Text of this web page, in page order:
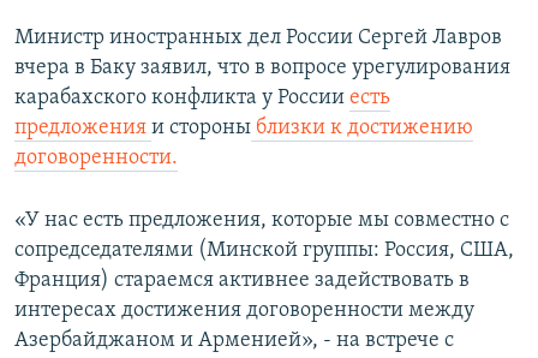
Министр иностранных дел России Сергей Лавров
вчера в Баку заявил, что в вопросе урегулирования
карабахского конфликта у России есть
предложения и стороны близки к достижению
договоренности.
«У нас есть предложения, которые мы совместно с
сопредседателями (Минской группы: Россия, США,
Франция) стараемся активнее задействовать в
интересах достижения договоренности между
Азербайджаном и Арменией», - на встрече с